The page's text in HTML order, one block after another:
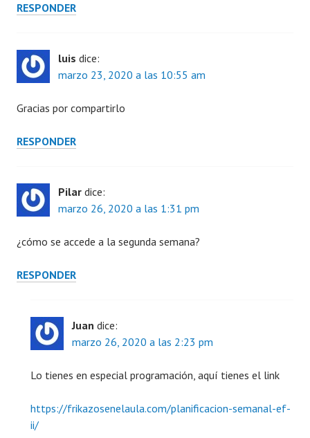
RESPONDER
luis dice:
marzo 23, 2020 a las 10:55 am
Gracias por compartirlo
RESPONDER
Pilar dice:
marzo 26, 2020 a las 1:31 pm
¿cómo se accede a la segunda semana?
RESPONDER
Juan dice:
marzo 26, 2020 a las 2:23 pm
Lo tienes en especial programación, aquí tienes el link
https://frikazosenelaula.com/planificacion-semanal-ef-
ii/